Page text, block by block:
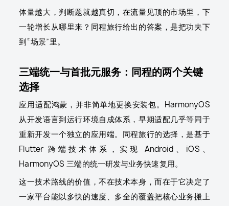
体量越大，判断题就越真切，在流量见顶的市场里，下
一轮增长从哪里来？同程旅行给出的答案，是把功夫下
到“场景”里。
三端统一与首批元服务：同程的两个关键
选择
应用适配鸿蒙，并非简单地更换安装包。HarmonyOS
从开发语言到运行环境自成体系，早期适配几乎等同于
重新开发一个独立的应用端。同程旅行的选择，是基于
Flutter 跨端技术体系，实现 Android、iOS、
HarmonyOS 三端的统一研发与业务快速复用。
这一技术路线的价值，不在技术本身，而在于它决定了
一家平台能以多快的速度、多全的覆盖把核心业务搬上